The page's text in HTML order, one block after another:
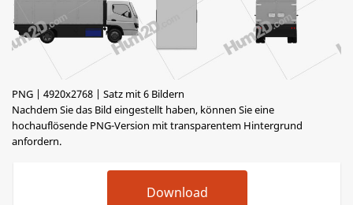
PNG | 4920x2768 | Satz mit 6 Bildern
Nachdem Sie das Bild eingestellt haben, können Sie eine
hochauflösende PNG-Version mit transparentem Hintergrund
anfordern.